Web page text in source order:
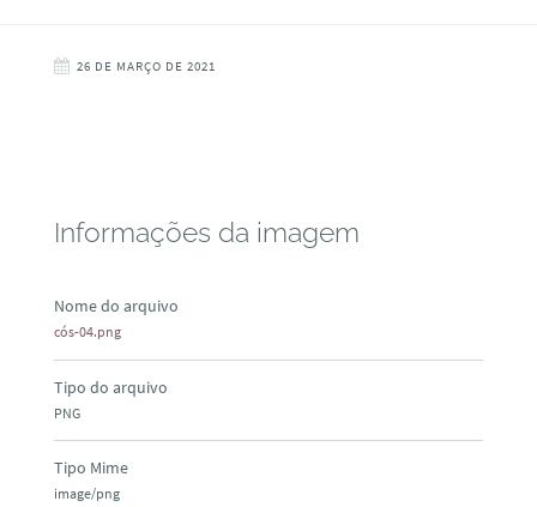
26 DE MARÇO DE 2021
Informações da imagem
Nome do arquivo
cós-04.png
Tipo do arquivo
PNG
Tipo Mime
image/png